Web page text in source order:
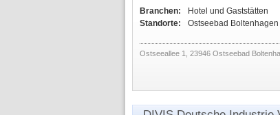
Branchen:
Hotel und Gaststätten
Standorte:
Ostseebad Boltenhagen
Ostseeallee 1, 23946 Ostseebad